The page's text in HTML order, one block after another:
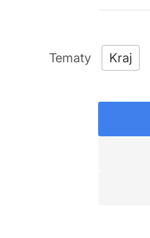
Kraj